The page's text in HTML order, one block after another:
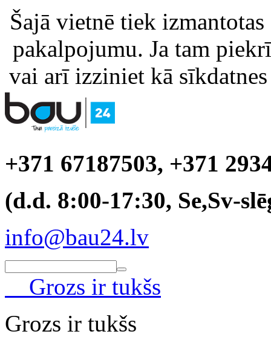
Šajā vietnē tiek
pakalpojumu. Ja tam
vai arī izziniet kā
+371 67187503, +371
(d.d. 8:00-17:30, Se,Sv-
info@bau24.lv
Grozs ir tukšs
Grozs ir tukšs